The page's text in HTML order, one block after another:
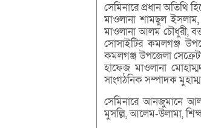
সেমিনারে প্রধান
মাওলানা শামছুল
মাওলানা আলম চৌধুরী,
সোসাইটির কমলগঞ্জ
কমলগঞ্জ উপজেলা
হাফেজ মাওলানা
সাংগঠনিক সম্পাদক
সেমিনারে আনজুমানে আল
মুসল্লি, আলেম-উলামা,